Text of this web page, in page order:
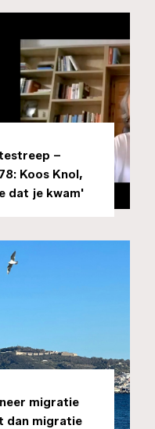
–
Koos Knol,
dat je kwam'
migratie
dan migratie